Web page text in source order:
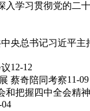
学习贯彻党的二
央总书记习近平主
12-12
蔡奇陪同考察11-09
把握四中全会精
04